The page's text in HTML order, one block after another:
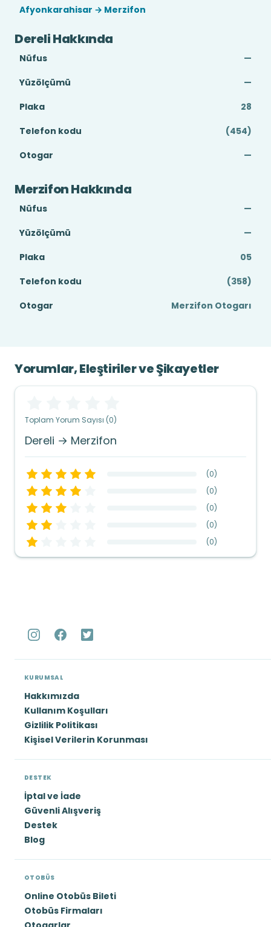
Afyonkarahisar → Merzifon
Dereli Hakkında
Nüfus
—
Yüzölçümü
—
Plaka
28
Telefon kodu
(454)
Otogar
—
Merzifon Hakkında
Nüfus
—
Yüzölçümü
—
Plaka
05
Telefon kodu
(358)
Otogar
Merzifon Otogarı
Yorumlar, Eleştiriler ve Şikayetler
Toplam Yorum Sayısı (0)
Dereli → Merzifon
(0)
(0)
(0)
(0)
(0)
KURUMSAL
Hakkımızda
Kullanım Koşulları
Gizlilik Politikası
Kişisel Verilerin Korunması
DESTEK
İptal ve İade
Güvenli Alışveriş
Destek
Blog
OTOBÜS
Online Otobüs Bileti
Otobüs Firmaları